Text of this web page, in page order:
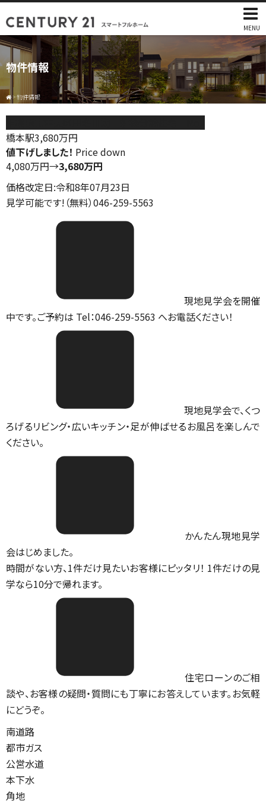
MENU
物件情報
>物件情報
橋本駅3,680万円
値下げしました！ Price down
4,080万円→3,680万円
価格改定日:令和8年07月23日
見学可能です!（無料）046-259-5563
現地見学会を開催
中です。ご予約は Tel：046-259-5563 へお電話ください！
現地見学会で、くつ
ろげるリビング・広いキッチン・足が伸ばせるお風呂を楽しんで
ください。
かんたん現地見学
会はじめました。
時間がない方、1件だけ見たいお客様にピッタリ！ 1件だけの見
学なら10分で帰れます。
住宅ローンのご相
談や、お客様の疑問・質問にも丁寧にお答えしています。お気軽
にどうぞ。
南道路
都市ガス
公営水道
本下水
角地